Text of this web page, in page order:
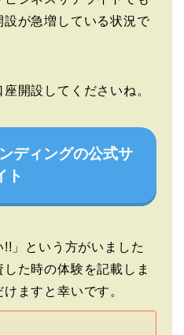
が急増している状況で
開設してくださいね。
ディングの公式サ
ト
!!」という方がいました
た時の体験を記載しま
ますと幸いです。